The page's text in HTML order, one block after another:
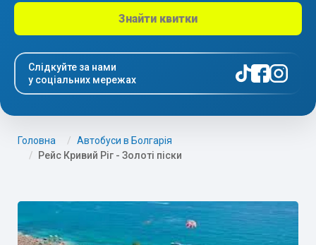
Знайти квитки
Слідкуйте за нами
у соціальних мережах
Головна
Автобуси в Болгарія
Рейс Кривий Ріг - Золоті піски